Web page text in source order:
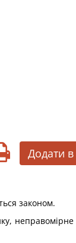
Додати
законом.